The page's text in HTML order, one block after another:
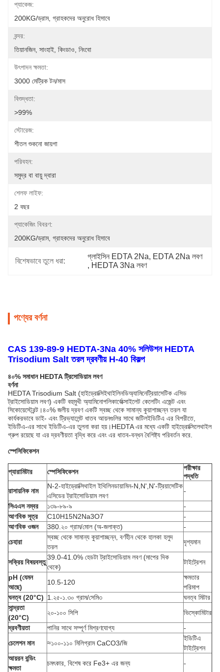
প্যাকেজ:
200KG/ড্রাম, গ্রাহকদের অনুরোধ হিসাবে
বন্দর:
তিয়ানজিন, সাংহাই, কিংডাও, নিংবো
উৎপাদন ক্ষমতা:
3000 মেট্রিক টন/মাস
বিশুদ্ধতা:
>99%
স্টোরেজ:
শীতল শুকনো জায়গা
পরিবহন:
সমুদ্র বা বায়ু দ্বারা
শেলফ লাইফ:
2 বছর
প্যাকেজিং বিবরণ:
200KG/ড্রাম, গ্রাহকদের অনুরোধ হিসাবে
বিশেষভাবে তুলে ধরা:
গ্লাইসিন EDTA 2Na, EDTA 2Na লবণ
, HEDTA 3Na লবণ
পণ্যের বর্ণনা
CAS 139-89-9 HEDTA-3Na 40% সলিউশন HEDTA
Trisodium Salt তরল দ্রবণীয় H-40 বিকল্প
৪০% সমাধান HEDTA ট্রিসোডিয়াম লবণ
বর্ণনা
HEDTA Trisodium Salt (হাইড্রোক্সিইথাইলিনডিঅ্যামিনেট্রিয়াসেটিক এসিড
ট্রাইসোডিয়াম লবণ) একটি বহুমুখী অ্যামিনোপলিকার্বোক্সাইলেট কেলেটিং এজেন্ট এবং
সিকোয়েস্ট্রেন্ট।৪০% জলীয় দ্রবণ একটি স্বচ্ছ থেকে সামান্য কুয়াশাচ্ছন্ন তরল যা
কার্যকরভাবে ডাই- এবং ট্রিভ্যালেন্ট ধাতব আয়নগুলির সাথে জটিলইডিটিএ এর বিপরীতে,
ইডিটিএ-এর সাথে ইডিটিএ-এর তুলনা করা হয়।HEDTA এর মধ্যে একটি হাইড্রোক্সিলেথাইল
গ্রুপ রয়েছে যা এর দ্রবণীয়তা বৃদ্ধি করে এবং এর ধাতব-বন্ধন বৈশিষ্ট্য পরিবর্তন করে.
স্পেসিফিকেশন
প্যারামিটার স্পেসিফিকেশন
পরীক্ষার
পদ্ধতি
রাসায়নিক নাম
N-2-হাইড্রোক্সিথাইল ইথিলিনডায়ামিন-N,N',N'-ট্রিয়াসেটিক
এসিডের ট্রাইসোডিয়াম লবণ
-
সিএএস নম্বর
১৩৯-৮৯-৯
-
আণবিক সূত্র
C10H15N2Na3O7
-
আণবিক ওজন
380.২০ গ্রাম/মোল (অ-জলাক্ত)
-
চেহারা
স্বচ্ছ থেকে সামান্য কুয়াশাচ্ছন্ন, বর্ণহীন থেকে হালকা হলুদ
তরল
দৃশ্যমান
সক্রিয় বিষয়বস্তু
39.0-41.0% হেডটা ট্রাইসোডিয়াম লবণ (মাপের দিক
থেকে)
টাইট্রেশন
pH (যেমন
আছে)
10.5-120
ক্ষমতার
পরিমাপ
ঘনত্ব (20°C) 1.২৫-১.৩০ গ্রাম/সেমি৩
ঘনত্ব মিটার
সান্দ্রতা
(20°C)
২০-১০০ সিপি
ভিস্কোমিটার
দ্রবণীয়তা
পানির সাথে সম্পূর্ণ মিশ্রণযোগ্য
-
চেলেশন মান
≈১০০-১১০ মিলিগ্রাম CaCO3/জি
ইডিটিএ
টাইট্রেশন
আয়রন বন্ডিং
ক্ষমতা
চমৎকার, বিশেষ করে Fe3+ এর জন্য -